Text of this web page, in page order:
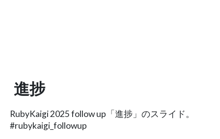
進捗
RubyKaigi 2025 follow up「進捗」のスライド。
#rubykaigi_followup